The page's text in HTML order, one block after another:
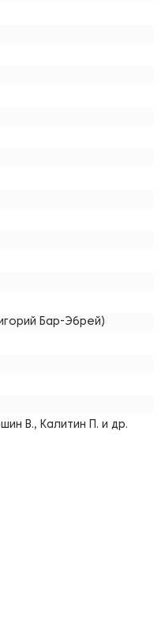
Бар-Эбрей)
В., Калитин П. и др.